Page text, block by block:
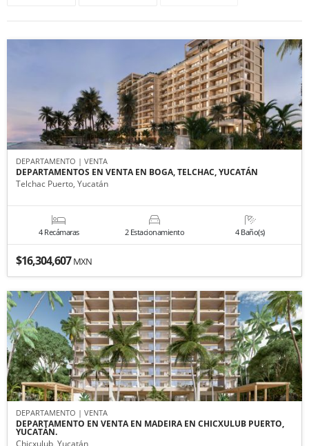
DEPARTAMENTO | VENTA
DEPARTAMENTOS EN VENTA EN BOGA, TELCHAC, YUCATÁN
Telchac Puerto, Yucatán
4 Recámaras 2 Estacionamiento 4 Baño(s)
$16,304,607MXN
DEPARTAMENTO | VENTA
DEPARTAMENTO EN VENTA EN MADEIRA EN CHICXULUB PUERTO,
YUCATÁN.
Chicxulub, Yucatán